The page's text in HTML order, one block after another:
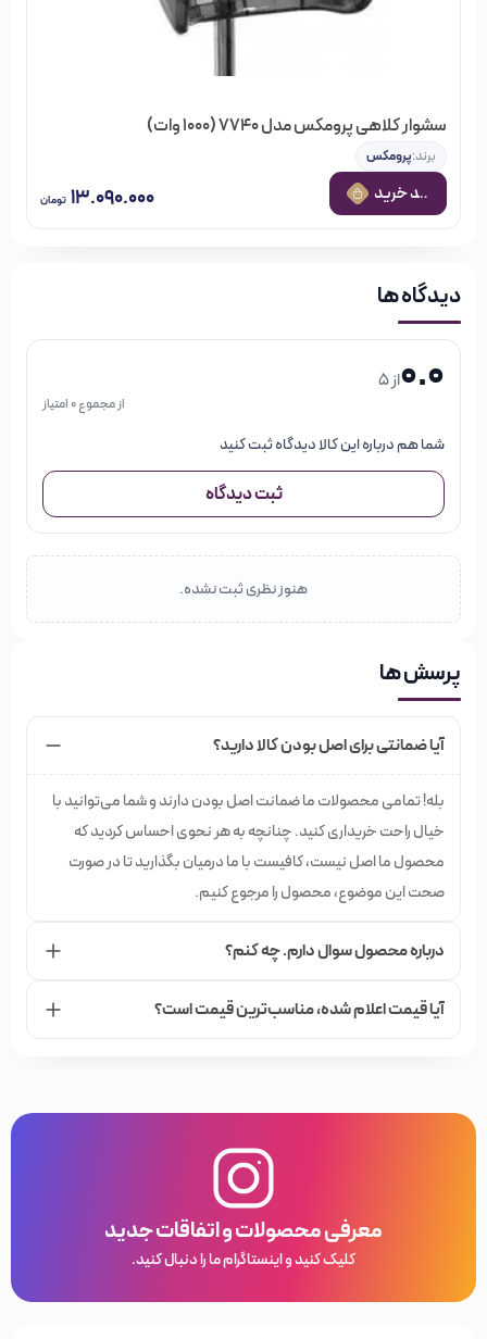
سشوار کلاهی پرومکس مدل 7740 (۱۰۰۰ وات)
برند:پرومکس
۱۳.۰۹۰.۰۰۰ تومان
دیدگاه ها
0.0از 5
از مجموع 0 امتیاز
شما هم درباره این کالا دیدگاه ثبت کنید
ثبت دیدگاه
هنوز نظری ثبت نشده.
پرسش ها
آیا ضمانتی برای اصل بودن کالا دارید؟
بله! تمامی محصولات ما ضمانت اصل بودن دارند و شما می‌توانید با
خیال راحت خریداری کنید. چنانچه به هر نحوی احساس کردید که
محصول ما اصل نیست، کافیست با ما درمیان بگذارید تا در صورت
صحت این موضوع، محصول را مرجوع کنیم.
درباره محصول سوال دارم. چه کنم؟
آیا قیمت اعلام شده،‌ مناسب‌ترین قیمت است؟
معرفی محصولات و اتفاقات جدید
کلیک کنید و اینستاگرام ما را دنبال کنید.